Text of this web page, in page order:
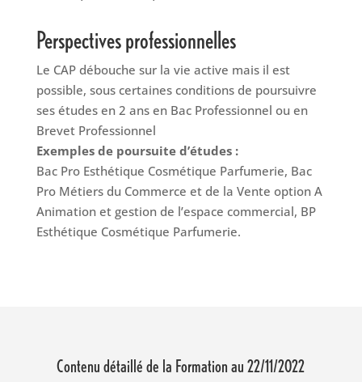
Perspectives professionnelles
Le CAP débouche sur la vie active mais il est
possible, sous certaines conditions de poursuivre
ses études en 2 ans en Bac Professionnel ou en
Brevet Professionnel
Exemples de poursuite d’études :
Bac Pro Esthétique Cosmétique Parfumerie, Bac
Pro Métiers du Commerce et de la Vente option A
Animation et gestion de l’espace commercial, BP
Esthétique Cosmétique Parfumerie.
Contenu détaillé de la Formation au 22/11/2022